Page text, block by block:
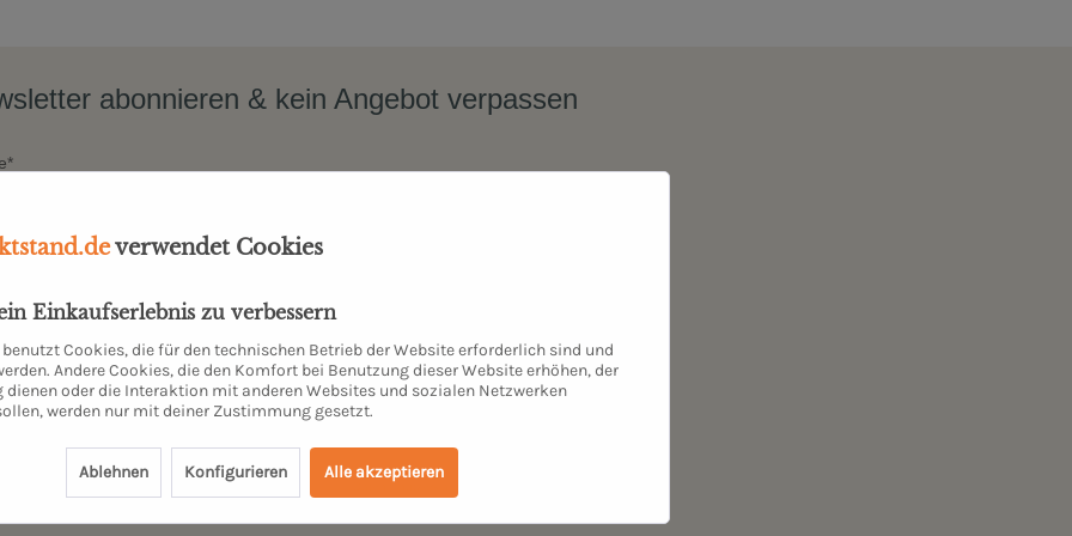
abonnieren & kein Angebot verpassen
JETZT ANMELDEN
Daten (Name, E-Mail-Adresse) werden ausschließlich zum Zweck dieser Zusendungen gespeichert. Du kannst
abmelden. Weitere Informationen findest Du in unserer Datenschutzerklärung
verwendet Cookies
Einkaufserlebnis zu verbessern
benutzt Cookies, die für den technischen Betrieb der Website erforderlich sind und
Andere Cookies, die den Komfort bei Benutzung dieser Website erhöhen, der
dienen oder die Interaktion mit anderen Websites und sozialen Netzwerken
werden nur mit deiner Zustimmung gesetzt.
Ablehnen Konfigurieren Alle akzeptieren